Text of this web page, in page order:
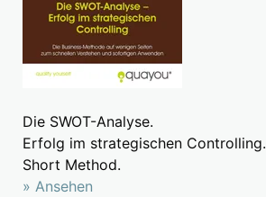
Die SWOT-Analyse.
Erfolg im strategischen Controlling.
Short Method.
» Ansehen